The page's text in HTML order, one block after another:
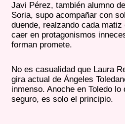
Javi Pérez, también alumno
Soria, supo acompañar con
duende, realzando cada
caer en protagonismos
forman promete.
No es casualidad que Laura
gira actual de Ángeles
inmenso. Anoche en Toledo
seguro, es solo el principio.